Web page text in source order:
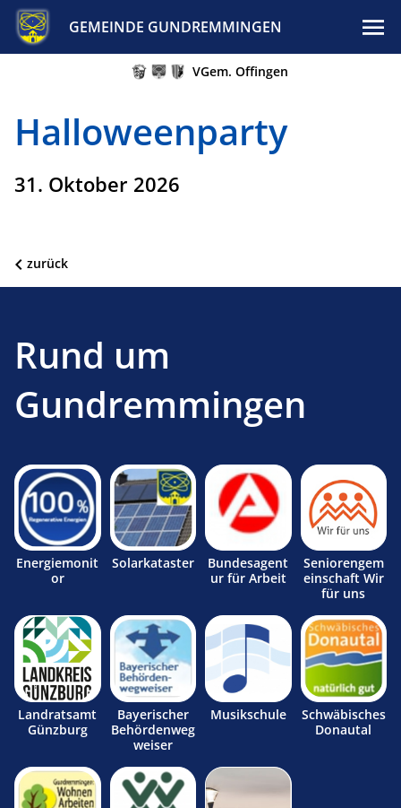
GEMEINDE GUNDREMMINGEN
VGem. Offingen
Halloweenparty
31. Oktober 2026
zurück
Rund um
Gundremmingen
Energiemonit
or
Solarkataster
Bundesagent
ur für Arbeit
Seniorengem
einschaft Wir
für uns
Landratsamt
Günzburg
Bayerischer
Behördenweg
weiser
Musikschule
Schwäbisches
Donautal